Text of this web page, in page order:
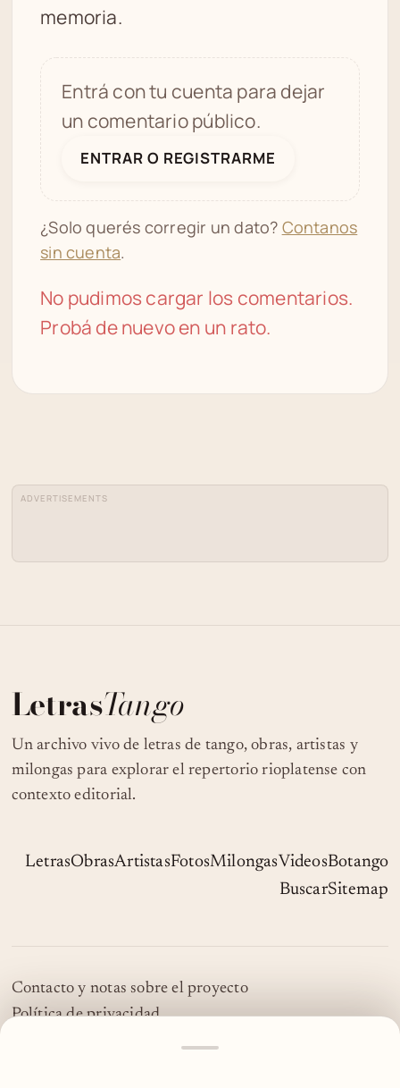
memoria.
Entrá con tu cuenta para dejar
un comentario público.
ENTRAR O REGISTRARME
¿Solo querés corregir un dato? Contanos
sin cuenta.
No pudimos cargar los comentarios.
Probá de nuevo en un rato.
ADVERTISEMENTS
LetrasTango
Un archivo vivo de letras de tango, obras, artistas y
milongas para explorar el repertorio rioplatense con
contexto editorial.
LetrasObrasArtistasFotosMilongasVideosBotango
BuscarSitemap
Contacto y notas sobre el proyecto
Política de privacidad